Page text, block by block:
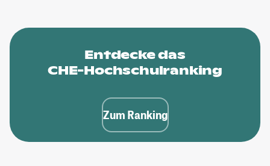
Entdecke das
CHE-Hochschulranking
Zum Ranking